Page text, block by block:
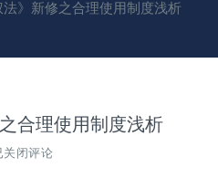
法》新修之合理使用制度浅析
合理使用制度浅析
著
关闭评论